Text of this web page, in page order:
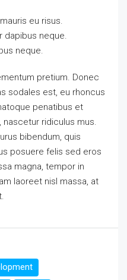
eu risus.
dapibus neque.
neque.
pretium. Donec
sodales est, eu rhoncus
penatibus et
ridiculus mus.
bibendum, quis
posuere felis sed eros
magna, tempor in
laoreet nisl massa, at